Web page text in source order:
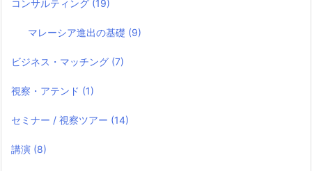
コンサルティング (19)
マレーシア進出の基礎 (9)
ビジネス・マッチング (7)
視察・アテンド (1)
セミナー / 視察ツアー (14)
講演 (8)